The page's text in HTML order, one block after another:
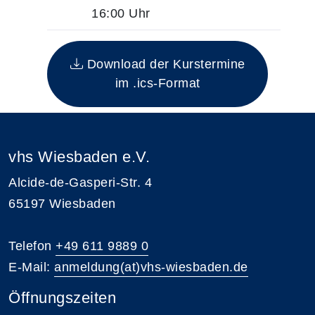
Insgesamt gibt es 5 Termine zum diesen
16:00 Uhr
Download der Kurstermine
im .ics-Format
vhs Wiesbaden e.V.
Alcide-de-Gasperi-Str. 4
65197 Wiesbaden
Telefon +49 611 9889 0
E-Mail: anmeldung(at)vhs-wiesbaden.de
Öffnungszeiten